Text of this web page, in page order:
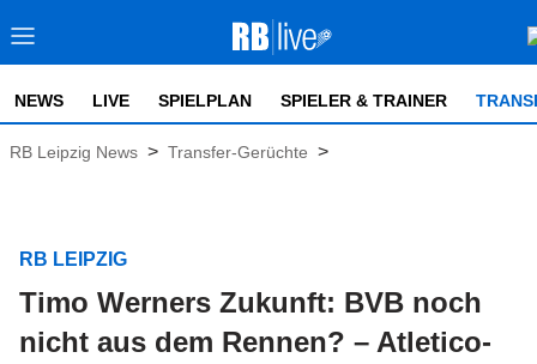
NEWS LIVE SPIELPLAN SPIELER & TRAINER
RB Leipzig News > Transfer-Gerüchte >
RB LEIPZIG
Timo Werners Zukunft: BVB noch
nicht aus dem Rennen? – Atletico-